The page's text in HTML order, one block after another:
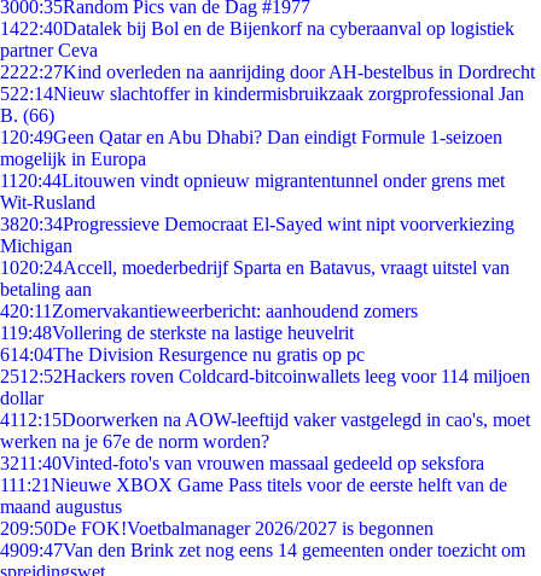
3000:35Random Pics van de Dag #1977
1422:40Datalek bij Bol en de Bijenkorf na cyberaanval op logistiek
partner Ceva
2222:27Kind overleden na aanrijding door AH-bestelbus in Dordrecht
522:14Nieuw slachtoffer in kindermisbruikzaak zorgprofessional Jan
B. (66)
1 20:49Geen Qatar en Abu Dhabi? Dan eindigt Formule 1-seizoen
mogelijk in Europa
11 20:44Litouwen vindt opnieuw migrantentunnel onder grens met
Wit-Rusland
3820:34Progressieve Democraat El-Sayed wint nipt voorverkiezing
Michigan
1020:24Accell, moederbedrijf Sparta en Batavus, vraagt uitstel van
betaling aan
420:11 Zomervakantieweerbericht: aanhoudend zomers
119:48Vollering de sterkste na lastige heuvelrit
614:04The Division Resurgence nu gratis op pc
2512:52Hackers roven Coldcard-bitcoinwallets leeg voor 114 miljoen
dollar
4112:15Doorwerken na AOW-leeftijd vaker vastgelegd in cao's, moet
werken na je 67e de norm worden?
3211:40Vinted-foto's van vrouwen massaal gedeeld op seksfora
111:21Nieuwe XBOX Game Pass titels voor de eerste helft van de
maand augustus
209:50De FOK!Voetbalmanager 2026/2027 is begonnen
4909:47Van den Brink zet nog eens 14 gemeenten onder toezicht om
spreidingswet